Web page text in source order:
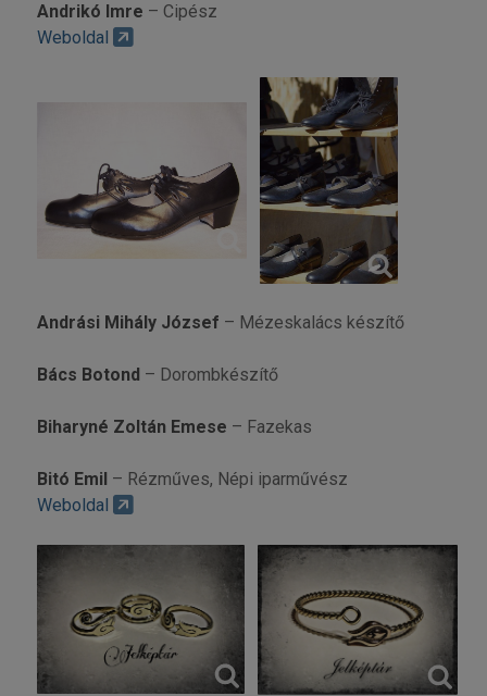
Andrikó Imre – Cipész
Weboldal
Andrási Mihály József – Mézeskalács készítő
Bács Botond – Dorombkészítő
Biharyné Zoltán Emese – Fazekas
Bitó Emil – Rézműves, Népi iparművész
Weboldal